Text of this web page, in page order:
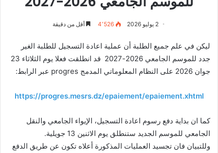
2 يوليو 2026 4٬526 أقل من دقيقة
ليكن في علم جميع الطلبة أن عملية اعادة التسجيل للطلبة الغير
جدد للموسم الجامعي 2026-2027 قد انطلقت فعلا يوم الثلاثاء 23
جوان 2026 على النظام المعلوماتي المدمج progres عبر الرابط:
https://progres.mesrs.dz/epaiement/epaiement.xhtml
كما ان بداية دفع رسوم اعادة التسجيل، الإيواء الجامعي والنقل
الجامعي للموسم الجديد ستنطلق يوم الاثنين 13 جويلية.
وللتبيان فان تجسيد العمليات المذكورة أعلاه تكون عن طريق الدفع